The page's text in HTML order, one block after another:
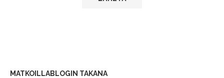
MATKOILLABLOGIN TAKANA